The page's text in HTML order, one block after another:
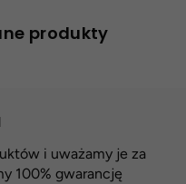
produkty
i uważamy je za
100% gwarancję